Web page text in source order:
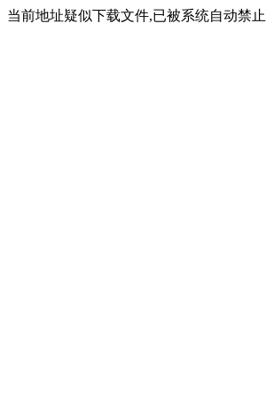
当前地址疑似下载文件,已被系统自动禁